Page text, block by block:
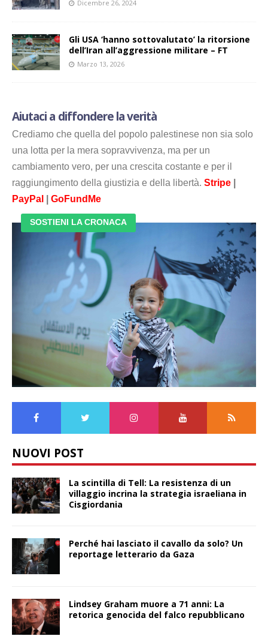
Dicembre 26, 2024
Gli USA ‘hanno sottovalutato’ la ritorsione
dell’Iran all’aggressione militare – FT
Marzo 13, 2026
Aiutaci a diffondere la verità
Crediamo che quella del popolo palestinese non sia solo
una lotta per la mera sopravvivenza, ma per un
cambiamento vero, per una crescita costante e per il
raggiungimento della giustizia e della libertà. Stripe
PayPal
GoFundMe
SOSTIENI LA CRONACA
NUOVI POST
La scintilla di Tell: La resistenza di un
villaggio incrina la strategia israeliana in
Cisgiordania
Perché hai lasciato il cavallo da solo? Un
reportage letterario da Gaza
Lindsey Graham muore a 71 anni: La
retorica genocida del falco repubblicano